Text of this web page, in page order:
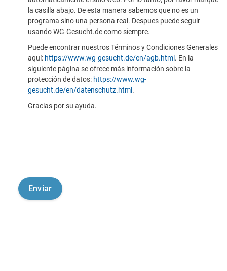
la casilla abajo. De esta manera sabemos que no es un
programa sino una persona real. Despues puede seguir
usando WG-Gesucht.de como siempre.
Puede encontrar nuestros Términos y Condiciones Generales
aquí: https://www.wg-gesucht.de/en/agb.html . En la
siguiente página se ofrece más información sobre la
protección de datos: https://www.wg-
gesucht.de/en/datenschutz.html .
Gracias por su ayuda.